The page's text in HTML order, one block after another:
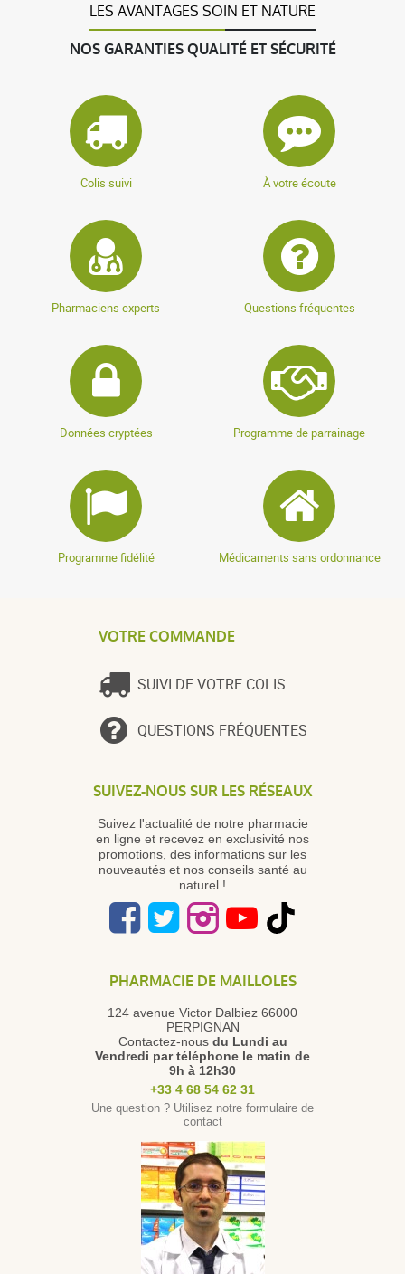
LES AVANTAGES SOIN ET NATURE
NOS GARANTIES QUALITÉ ET SÉCURITÉ
Colis suivi À votre écoute
Pharmaciens experts Questions fréquentes
Données cryptées Programme de parrainage
Programme fidélité Médicaments sans ordonnance
VOTRE COMMANDE
SUIVI DE VOTRE COLIS
QUESTIONS FRÉQUENTES
SUIVEZ-NOUS SUR LES RÉSEAUX
Suivez l'actualité de notre pharmacie
en ligne et recevez en exclusivité nos
promotions, des informations sur les
nouveautés et nos conseils santé au
naturel !
PHARMACIE DE MAILLOLES
124 avenue Victor Dalbiez 66000
PERPIGNAN
Contactez-nous du Lundi au
Vendredi par téléphone le matin de
9h à 12h30
+33 4 68 54 62 31
Une question ? Utilisez notre formulaire de
contact